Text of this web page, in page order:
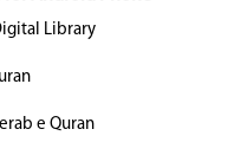
Library
e Quran